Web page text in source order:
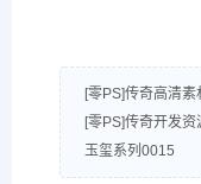
[零PS]传奇高清
[零PS]传奇开发
玉玺系列0015